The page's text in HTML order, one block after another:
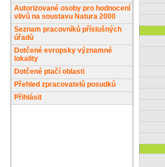
Autorizované osoby pro hodnocení
vlivů na soustavu Natura 2000
Seznam pracovníků příslušných
úřadů
Dotčené evropsky významné
lokality
Dotčené ptačí oblasti
Přehled zpracovatelů posudků
Přihlásit